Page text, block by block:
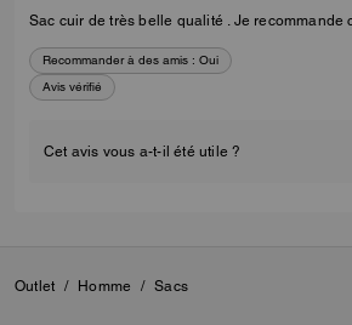
Sac cuir de très belle qualité . Je recommande
Recommander à des amis : Oui
Avis vérifié
Cet avis vous a-t-il été utile ?
Outlet / Homme / Sacs